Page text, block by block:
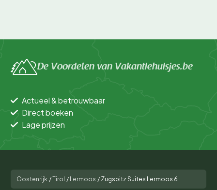
De Voordelen van Vakantiehuisjes.be
Actueel & betrouwbaar
Direct boeken
Lage prijzen
Oostenrijk /Tirol / Lermoos / Zugspitz Suites Lermoos 6